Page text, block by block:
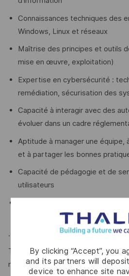
By clicking “Accept”, you
and its partners will
device to enhance site
Connaissances techniques des
Windows, Linux et réseaux
Maîtrise des principes et outils
mise en œuvre, exploitation)
Expertise en cybersécurité :
remédiation, sécurisation des
Capacité à interagir avec des
évoluer dans un cadre
Aptitude à manager une équipe,
et à partager les bonnes
Capacité de pédagogie et de
utilisateurs
.
Thales reconnait tous les talents, la
meilleur atout. Postulez et